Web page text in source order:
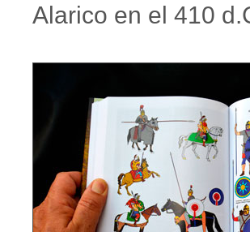
Alarico en el 410